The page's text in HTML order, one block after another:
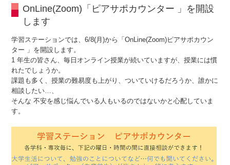
OnLine(Zoom)「ピアサポカウンター 」を開設
します
学習ステーションでは、6/8(月)から「OnLine(Zoom)ピアサポカウン
ター 」を開設します。
1 年生の皆さん、毎日オンライン授業が続いていますが、授業には慣
れたでしょうか。
課題も多く、授業の難易度も上がり、ついていけるだろうか、誰かに
相談したい…、
そんな 不安を感じ悩んでいる人もいるのではないかと心配していま
す。